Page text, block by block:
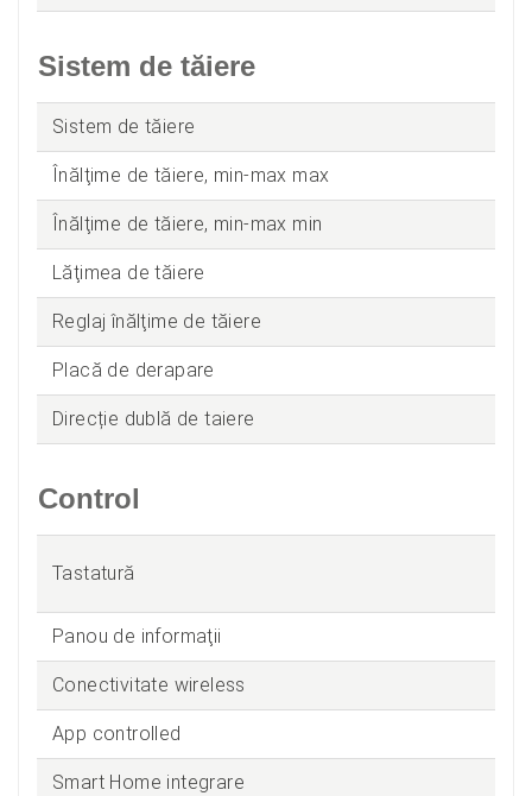
Sistem de tăiere
Sistem de tăiere
Înălţime de tăiere, min-max max
Înălţime de tăiere, min-max min
Lăţimea de tăiere
Reglaj înălţime de tăiere
Placă de derapare
Direcție dublă de taiere
Control
Tastatură
Panou de informaţii
Conectivitate wireless
App controlled
Smart Home integrare